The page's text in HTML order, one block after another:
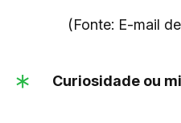
(Fonte: E-mail
Curiosidade ou